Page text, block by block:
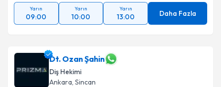
Yarın
09:00
Yarın
10:00
Yarın
13:00 Daha Fazla
Dt. Ozan Şahin
Diş Hekimi
Ankara, Sincan